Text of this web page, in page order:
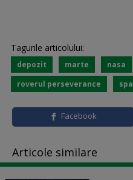
Tagurile articolului:
depozit marte nasa
roverul perseverance
Facebook
Articole similare